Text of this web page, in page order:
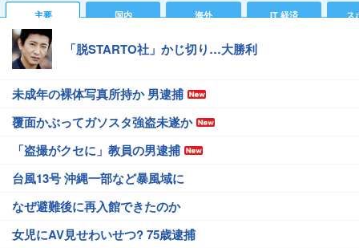
主要 国内 海外 IT 経済 ス
「脱STARTO社」かじ切り…大勝利
未成年の裸体写真所持か 男逮捕
覆面かぶってガソスタ強盗未遂か
「盗撮がクセに」教員の男逮捕
台風13号 沖縄一部など暴風域に
なぜ避難後に再入館できたのか
女児にAV見せわいせつ? 75歳逮捕